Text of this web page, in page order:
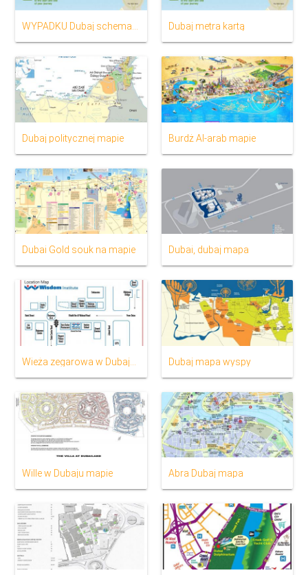
Dubaj metra kartą
Dubaj politycznej mapie Burdż Al-arab mapie
Dubai Gold souk na mapie Dubai, dubaj mapa
Dubaj mapa wyspy
Wille w Dubaju mapie Abra Dubaj mapa